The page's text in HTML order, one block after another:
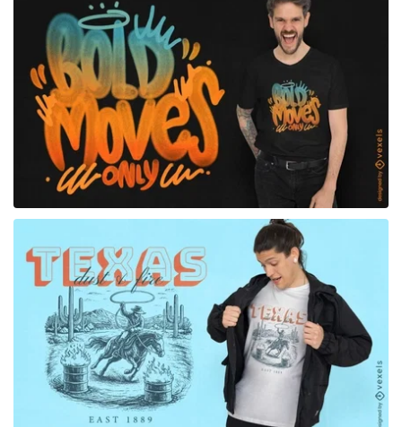
para Merch